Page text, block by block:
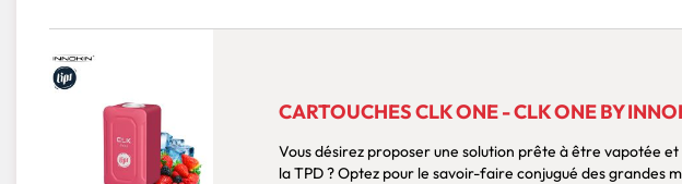
CARTOUCHES CLK ONE - CLK ONE BY
Vous désirez proposer une solution prête à être vapotée
la TPD ? Optez pour le savoir-faire conjugué des grandes